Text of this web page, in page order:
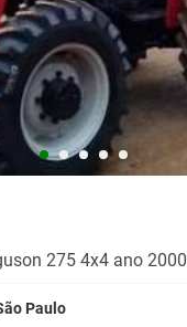
275 4x4 ano 2000
Paulo